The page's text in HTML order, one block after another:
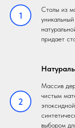
1
Столы из
придает
2
Массив
чистым
выбором